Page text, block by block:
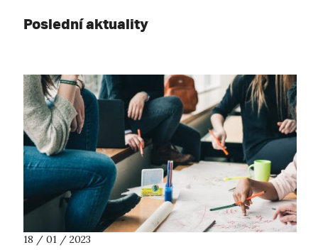
Poslední aktuality
18 / 01 / 2023